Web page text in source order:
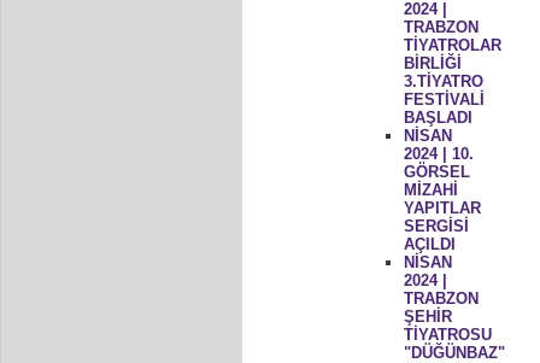
2024 |
TRABZON
TİYATROLAR
BİRLİĞİ
3.TİYATRO
FESTİVALİ
BAŞLADI
NİSAN
2024 | 10.
GÖRSEL
MİZAHİ
YAPITLAR
SERGİSİ
AÇILDI
NİSAN
2024 |
TRABZON
ŞEHİR
TİYATROSU
"DÜĞÜNBAZ"